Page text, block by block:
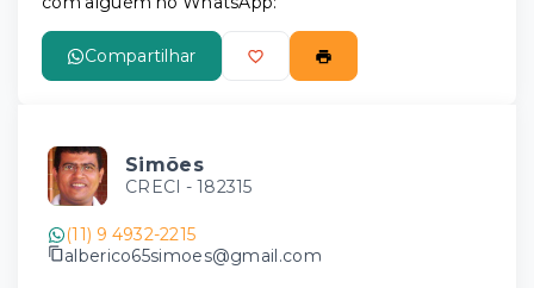
Compartilhar
Simões
CRECI - 182315
(11) 9 4932-2215
alberico65simoes@gmail.com